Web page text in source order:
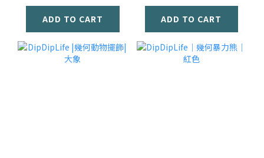
ADD TO CART ADD TO CART